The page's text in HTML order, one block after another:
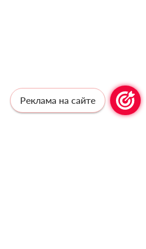
Реклама на сайте